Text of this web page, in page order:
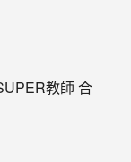
教師 合